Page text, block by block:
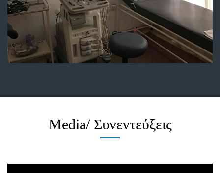
Media/ Συνεντεύξεις